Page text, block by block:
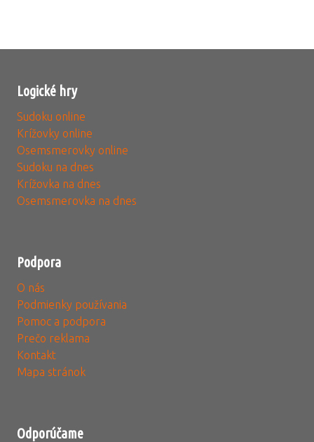
Logické hry
Sudoku online
Krížovky online
Osemsmerovky online
Sudoku na dnes
Krížovka na dnes
Osemsmerovka na dnes
Podpora
O nás
Podmienky používania
Pomoc a podpora
Prečo reklama
Kontakt
Mapa stránok
Odporúčame